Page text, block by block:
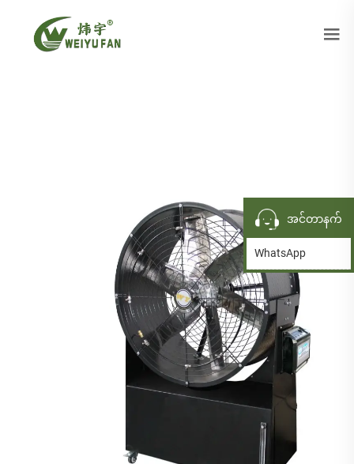
အင်တာနက်
WhatsApp